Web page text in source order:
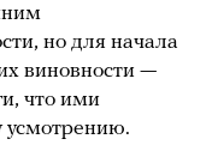
но для начала
виновности —
что ими
усмотрению.